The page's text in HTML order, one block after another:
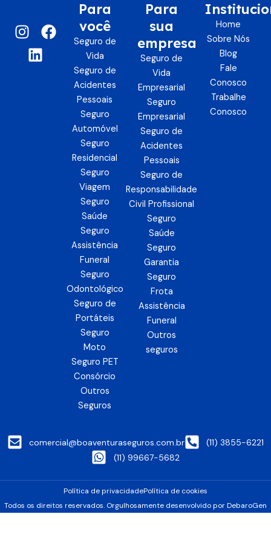
I
n
s
F
a
L
i
n
Para
você
Seguro de
Vida
Seguro de
Acidentes
Pessoais
Seguro
Automóvel
Seguro
Residencial
Seguro
Viagem
Seguro
Saúde
Seguro
Assistência
Funeral
Seguro
Odontológico
Seguro de
Portáteis
Seguro
Moto
Seguro PET
Consórcio
Outros
Seguros
Para
sua
empresa
Seguro de
Vida
Empresarial
Seguro
Empresarial
Seguro de
Acidentes
Pessoais
Seguro de
Responsabilidade
Civil Profissional
Seguro
Saúde
Seguro
Garantia
Seguro
Frota
Assistência
Funeral
Outros
seguros
Home
Sobre Nós
Blog
Fale
Conosco
Trabalhe
Conosco
comercial@boaventuraseguros.com.br
(11) 3855-6221
(11) 99667-5682
Política de privacidadePolítica de cookies
Todos os direitos reservados. Orgulhosamente desenvolvido porDebaroGen